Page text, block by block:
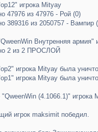
игрока Mityay
47976 из 47976 - Рой (0)
389316 из 2050757 - Вампир
Внутренняя армия"
2 из 2 ПРОСЛОЙ
игрока Mityay была
игрока Mityay была
"QweenWin (4.1066.1)" игрока
игрок maksimit победил.